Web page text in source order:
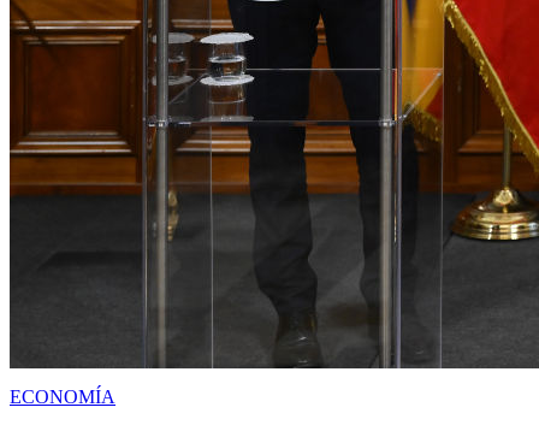
ECONOMÍA